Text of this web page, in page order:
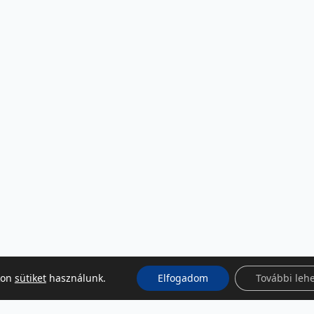
sütikethasználunk. Elfogadom További